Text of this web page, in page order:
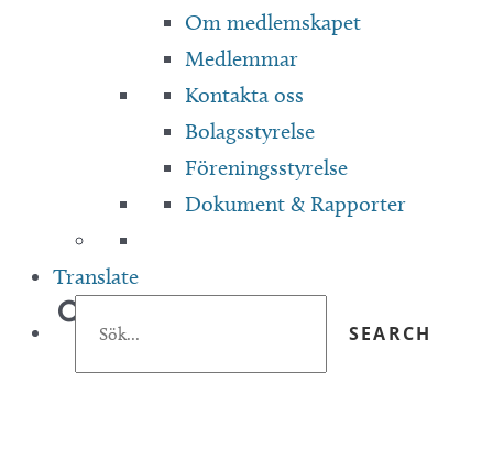
Om medlemskapet
Medlemmar
Kontakta oss
Bolagsstyrelse
Föreningsstyrelse
Dokument & Rapporter
Translate